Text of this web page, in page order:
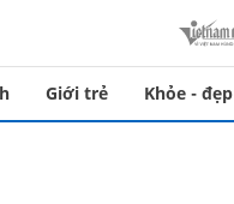
Giới trẻ Khỏe - đẹp